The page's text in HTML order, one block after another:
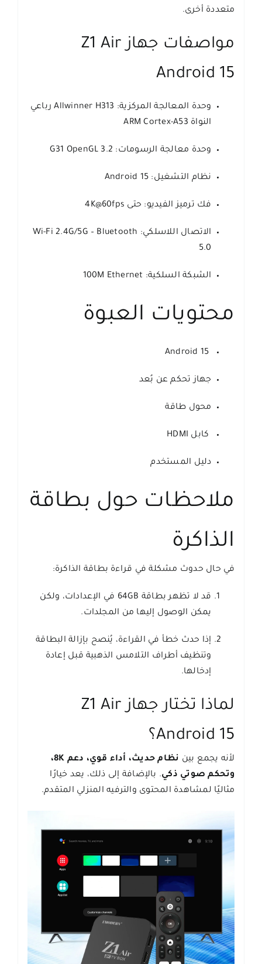
متعددة أخرى.
مواصفات جهاز Z1 Air
Android 15
وحدة المعالجة المركزية: Allwinner H313 رباعي
النواة ARM Cortex-A53
وحدة معالجة الرسومات: G31 OpenGL 3.2
نظام التشغيل: Android 15
فك ترميز الفيديو: حتى 4K@60fps
الاتصال اللاسلكي: Wi-Fi 2.4G/5G – Bluetooth
5.0
الشبكة السلكية: 100M Ethernet
محتويات العبوة
جهاز تحكم عن بُعد
محول طاقة
كابل HDMI
دليل المستخدم
ملاحظات حول بطاقة
الذاكرة
في حال حدوث مشكلة في قراءة بطاقة الذاكرة:
قد لا تظهر بطاقة 64GB في الإعدادات، ولكن
يمكن الوصول إليها من المجلدات.
إذا حدث خطأ في القراءة، يُنصح بإزالة البطاقة
وتنظيف أطراف التلامس الذهبية قبل إعادة
إدخالها.
لماذا تختار جهاز Z1 Air
Android 15؟
لأنه يجمع بين
نظام حديث، أداء قوي، دعم 8K،
وتحكم صوتي ذكي. بالإضافة إلى ذلك، يعد خيارًا
مثاليًا لمشاهدة المحتوى والترفيه المنزلي المتقدم.